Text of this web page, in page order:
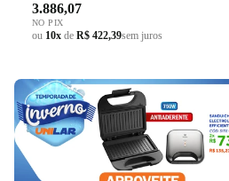
3.886,07
NO PIX
ou 10x de R$ 422,39sem juros